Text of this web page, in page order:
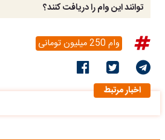
توانند این وام را دریافت کنند؟
وام 250 میلیون تومانی
اخبار مرتبط